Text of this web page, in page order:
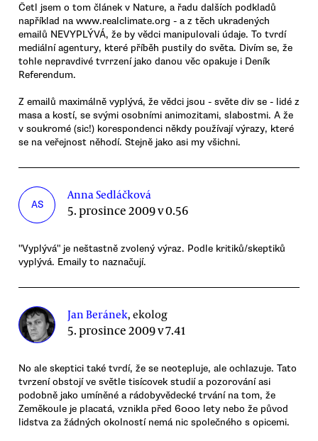
Četl jsem o tom článek v Nature, a řadu dalších podkladů
například na www.realclimate.org - a z těch ukradených
emailů NEVYPLÝVÁ, že by vědci manipulovali údaje. To tvrdí
mediální agentury, které příběh pustily do světa. Divím se, že
tohle nepravdivé tvrrzení jako danou věc opakuje i Deník
Referendum.
Z emailů maximálně vyplývá, že vědci jsou - světe div se - lidé z
masa a kostí, se svými osobními animozitami, slabostmi. A že
v soukromé (sic!) korespondenci někdy používají výrazy, které
se na veřejnost něhodí. Stejně jako asi my všichni.
AS
Anna Sedláčková
5. prosince 2009 v 0.56
"Vyplývá" je neštastně zvolený výraz. Podle kritiků/skeptiků
vyplývá. Emaily to naznačují.
Jan Beránek, ekolog
5. prosince 2009 v 7.41
No ale skeptici také tvrdí, že se neotepluje, ale ochlazuje. Tato
tvrzení obstojí ve světle tisícovek studií a pozorování asi
podobně jako umíněné a rádobyvědecké trvání na tom, že
Zeměkoule je placatá, vznikla před 6000 lety nebo že původ
lidstva za žádných okolností nemá nic společného s opicemi.